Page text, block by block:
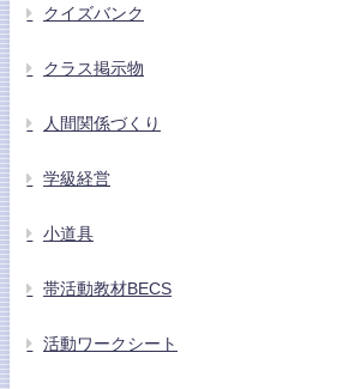
クイズバンク
クラス掲示物
人間関係づくり
学級経営
小道具
帯活動教材BECS
活動ワークシート